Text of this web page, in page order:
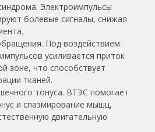
Электроимпульсы
болевые сигналы, снижая
Под воздействием
усиливается приток
зоне, что способствует
тканей.
тонуса. ВТЭС помогает
и спазмирование мышц,
двигательную